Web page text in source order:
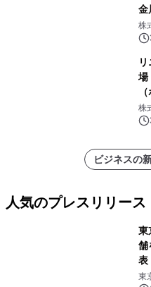
金
ケ
析
株
場
ト
ー
株
ビジネスの
人気のプレスリリース
東
舗
表
東